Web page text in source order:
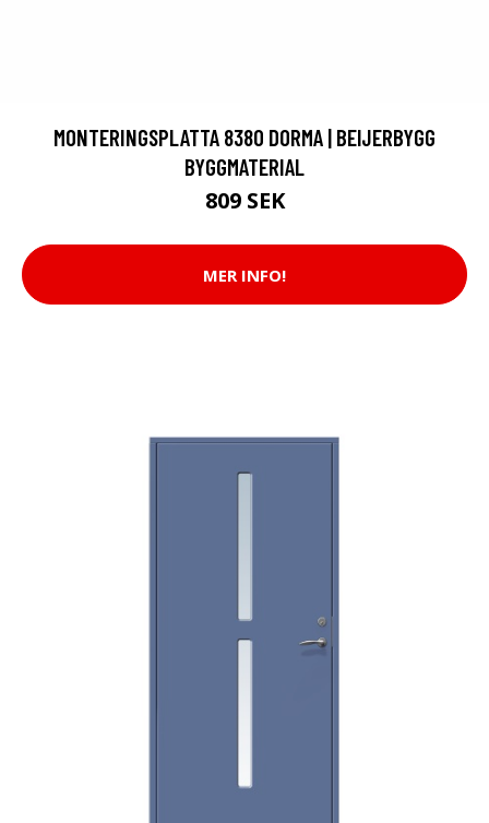
MONTERINGSPLATTA 8380 DORMA | BEIJERBYGG
BYGGMATERIAL
809 SEK
MER INFO!